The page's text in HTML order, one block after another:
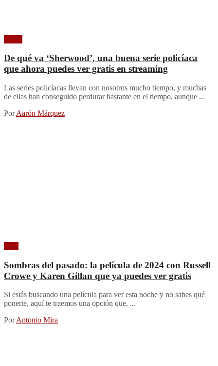
De qué va ‘Sherwood’, una buena serie policíaca
que ahora puedes ver gratis en streaming
Las series policíacas llevan con nosotros mucho tiempo, y muchas
de ellas han conseguido perdurar bastante en el tiempo, aunque ...
Por Aarón Márquez
Sombras del pasado: la película de 2024 con Russell
Crowe y Karen Gillan que ya puedes ver gratis
Si estás buscando una película para ver esta noche y no sabes qué
ponerte, aquí te traemos una opción que, ...
Por Antonio Mira